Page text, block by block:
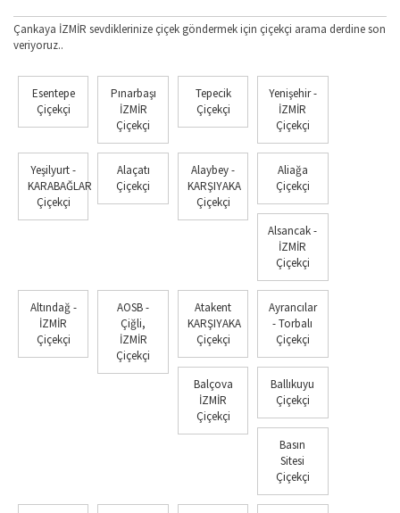
Çankaya İZMİR sevdiklerinize çiçek göndermek için çiçekçi arama derdine son
veriyoruz..
Esentepe
Çiçekçi
Pınarbaşı
İZMİR
Çiçekçi
Tepecik
Çiçekçi
Yenişehir -
İZMİR
Çiçekçi
Yeşilyurt -
KARABAĞLAR
Çiçekçi
Alaçatı
Çiçekçi
Alaybey -
KARŞIYAKA
Çiçekçi
Aliağa
Çiçekçi
Alsancak -
İZMİR
Çiçekçi
Altındağ -
İZMİR
Çiçekçi
AOSB -
Çiğli,
İZMİR
Çiçekçi
Atakent
KARŞIYAKA
Çiçekçi
Ayrancılar
- Torbalı
Çiçekçi
Balçova
İZMİR
Çiçekçi
Ballıkuyu
Çiçekçi
Basın
Sitesi
Çiçekçi